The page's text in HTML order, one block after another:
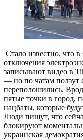
Стало известно, что
отключения
записывают видео в
— но по чатам ползут
переполошились.
пятые точки в город,
нацбаты, которые
Люди пишут, что
блокируют
украинская